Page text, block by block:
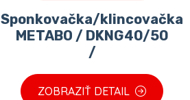
Sponkovačka/klincovačka
METABO / DKNG40/50
/
ZOBRAZIŤ DETAIL